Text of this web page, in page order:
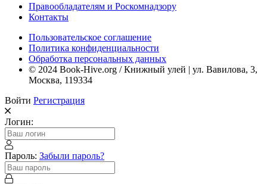
Правообладателям и Роскомнадзору
Контакты
Пользовательское соглашение
Политика конфиденциальности
Обработка персональных данных
© 2024 Book-Hive.org / Книжный улей | ул. Вавилова, 3,
Москва, 119334
Войти Регистрация
Логин:
Пароль: Забыли пароль?